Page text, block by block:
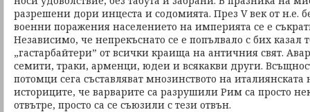
разрешени дори инцеста и содомията. През V век от н.е.
военни поражения населението на империята се е
Независимо, че непрекъснато се е попълвало с бих казал
„гастарбайтери” от всички краища на античния свят.
семити, траки, арменци, юдеи и всякакви други.
потомци сега съставляват мнозинството на
историците, че варварите са разрушили Рим са просто
отвътре, просто са се съюзили с тези отвън.